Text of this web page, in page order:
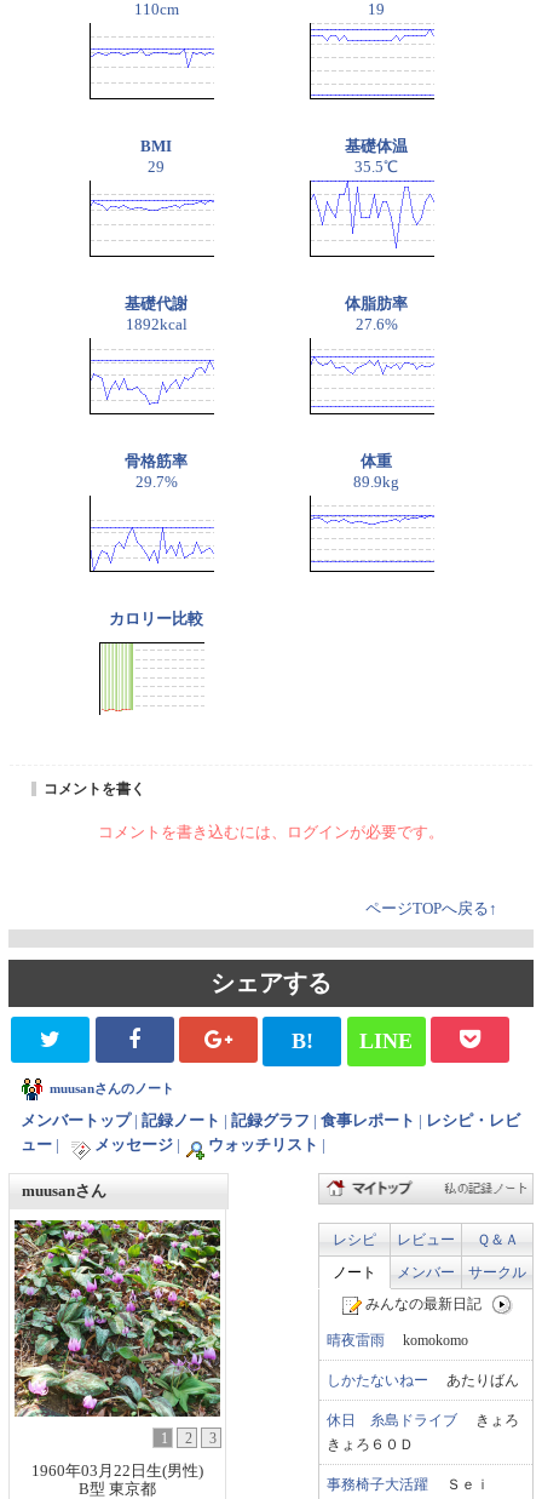
110cm
19
BMI
29
基礎体温
35.5℃
基礎代謝
1892kcal
体脂肪率
27.6%
骨格筋率
29.7%
体重
89.9kg
カロリー比較
コメントを書く
コメントを書き込むには、ログインが必要です。
ページTOPへ戻る↑
シェアする
B! LINE
muusanさんのノート
メンバートップ| 記録ノート 記録グラフ 食事レポート
レシピ・レビ
ュー
メッセージ ウォッチリスト
muusanさん
1 2
3
1960年03月22日生(男性)
B型 東京都
レシピ レビュー
Ｑ＆Ａ
ノート
メンバー
サークル
みんなの最新日記
晴夜雷雨 komokomo
しかたないねー あたりばん
休日 糸島ドライブ きょろ
きょろ６０Ｄ
事務椅子大活躍 Ｓｅｉ